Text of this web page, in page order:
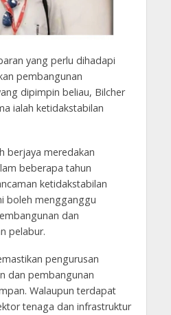
yang perlu dihadapi
pembangunan
dipimpin beliau, Bilcher
ialah ketidakstabilan
berjaya meredakan
beberapa tahun
ketidakstabilan
boleh mengganggu
dan
pelabur.
pengurusan
dan pembangunan
Walaupun terdapat
tenaga dan infrastruktur